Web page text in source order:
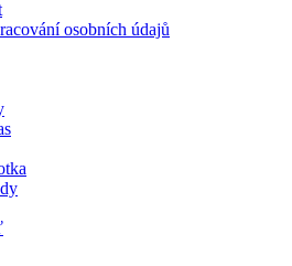
osobních údajů